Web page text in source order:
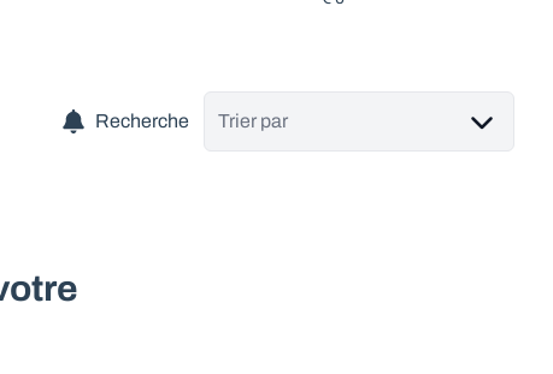
Recherche Trier par